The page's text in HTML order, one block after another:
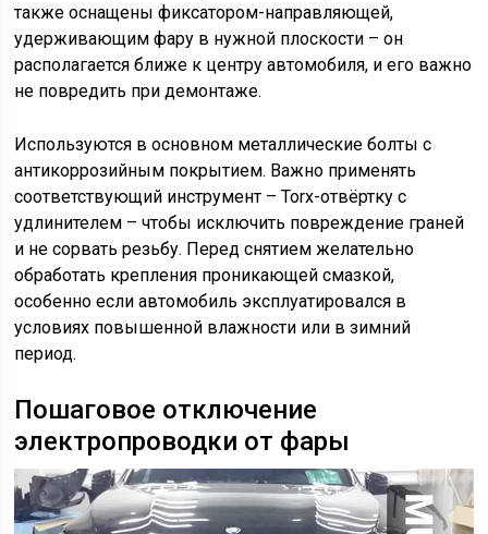
также оснащены фиксатором-направляющей,
удерживающим фару в нужной плоскости – он
располагается ближе к центру автомобиля, и его важно
не повредить при демонтаже.
Используются в основном металлические болты с
антикоррозийным покрытием. Важно применять
соответствующий инструмент – Torx-отвёртку с
удлинителем – чтобы исключить повреждение граней
и не сорвать резьбу. Перед снятием желательно
обработать крепления проникающей смазкой,
особенно если автомобиль эксплуатировался в
условиях повышенной влажности или в зимний
период.
Пошаговое отключение
электропроводки от фары